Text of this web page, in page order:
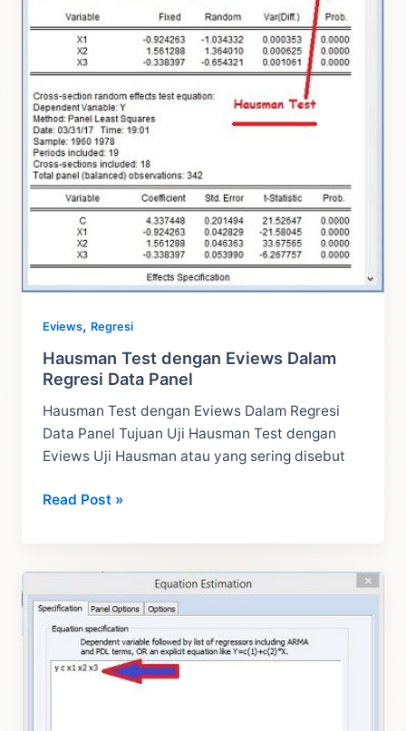
Eviews, Regresi
Hausman Test dengan Eviews Dalam
Regresi Data Panel
Hausman Test dengan Eviews Dalam Regresi
Data Panel Tujuan Uji Hausman Test dengan
Eviews Uji Hausman atau yang sering disebut
Hausman
Regresi
Data
Panel
Read Post »